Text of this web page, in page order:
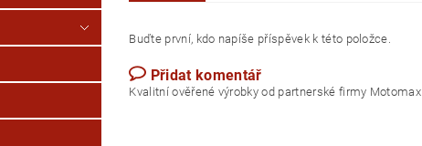
Buďte první, kdo napíše příspěvek k této položce.
Přidat komentář
Kvalitní ověřené výrobky od partnerské firmy Motomax